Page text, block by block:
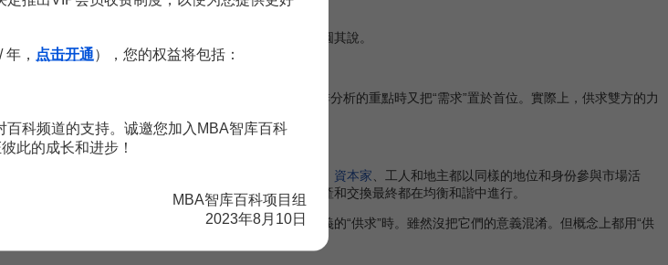
求說明價值。邊際效用又是價值，邏輯顛倒，不能自圓其說。
時往往把它們當成兩股平行的力量；但是，在具體安排分析的重點時又把“需求”置於首位。實際上，供求雙方的力
方式，供給是矛盾的主要方面。
資本家 、工人和地主都以同樣的地位和身份參與市場活
平等；供求雙方力量相當，雖有波動，在供求作用下生產和交換最終都在均衡和諧中進行。
量與供求結構等：馬克思在自己分別表示這些不同含義的“供求”時。雖然沒把它們的意義混淆。但概念上都用“供
， 点击开通），您的权益将包括：
百科频道的支持。诚邀您加入MBA智库百科
此的成长和进步！
MBA智库百科项目组
2023年8月10日